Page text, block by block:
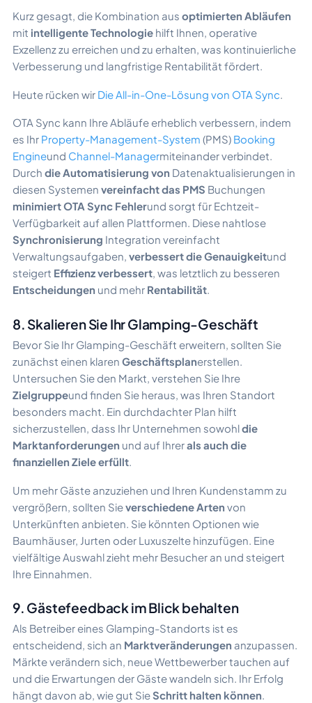
Kurz gesagt, die Kombination aus optimierten Abläufen
mit intelligente Technologie hilft Ihnen, operative
Exzellenz zu erreichen und zu erhalten, was kontinuierliche
Verbesserung und langfristige Rentabilität fördert.
Heute rücken wir Die All-in-One-Lösung von OTA Sync
OTA Sync kann Ihre Abläufe erheblich verbessern, indem
es Ihr Property-Management-System (PMS) Booking
Engineund Channel-Managermiteinander verbindet.
Durch die Automatisierung von Datenaktualisierungen in
diesen Systemen vereinfacht das PMS Buchungen
minimiert OTA Sync Fehlerund sorgt für Echtzeit-
Verfügbarkeit auf allen Plattformen. Diese nahtlose
Synchronisierung Integration vereinfacht
Verwaltungsaufgaben, verbessert die Genauigkeitund
steigert Effizienz verbessert, was letztlich zu besseren
Entscheidungen und mehr Rentabilität.
8. Skalieren Sie Ihr Glamping-Geschäft
Bevor Sie Ihr Glamping-Geschäft erweitern, sollten Sie
zunächst einen klaren Geschäftsplanerstellen.
Untersuchen Sie den Markt, verstehen Sie Ihre
Zielgruppeund finden Sie heraus, was Ihren Standort
besonders macht. Ein durchdachter Plan hilft
sicherzustellen, dass Ihr Unternehmen sowohldie
Marktanforderungen und auf Ihrerals auch die
finanziellen Ziele erfüllt.
Um mehr Gäste anzuziehen und Ihren Kundenstamm zu
vergrößern, sollten Sieverschiedene Arten von
Unterkünften anbieten. Sie könnten Optionen wie
Baumhäuser, Jurten oder Luxuszelte hinzufügen. Eine
vielfältige Auswahl zieht mehr Besucher an und steigert
Ihre Einnahmen.
9. Gästefeedback im Blick behalten
Als Betreiber eines Glamping-Standorts ist es
entscheidend, sich an Marktveränderungen anzupassen.
Märkte verändern sich, neue Wettbewerber tauchen auf
und die Erwartungen der Gäste wandeln sich. Ihr Erfolg
hängt davon ab, wie gut SieSchritt halten können.